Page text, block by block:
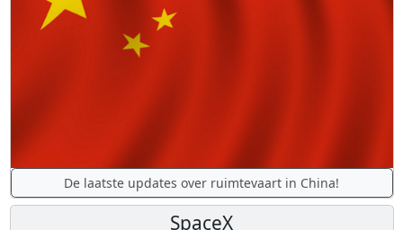
De laatste updates over ruimtevaart in China!
SpaceX